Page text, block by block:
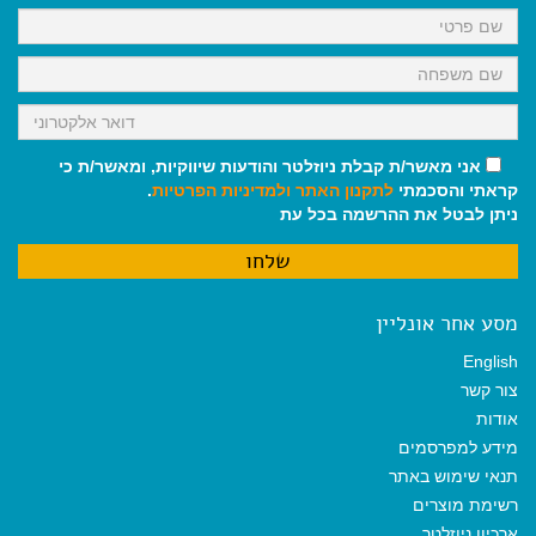
k
p
m
אני מאשר/ת קבלת ניוזלטר והודעות שיווקיות, ומאשר/ת כי
קראתי והסכמתי לתקנון האתר ולמדיניות הפרטיות.
ניתן לבטל את ההרשמה בכל עת
מסע אחר אונליין
English
צור קשר
אודות
מידע למפרסמים
תנאי שימוש באתר
רשימת מוצרים